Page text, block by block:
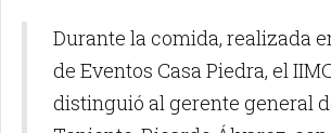
Durante la comida, realizada
de Eventos Casa Piedra, el
distinguió al gerente general